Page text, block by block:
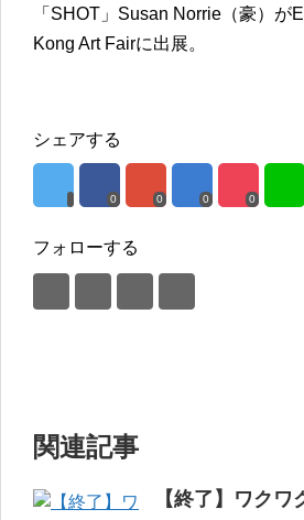
「SHOT」Susan Norrie（豪）
Kong Art Fairに出展。
シェアする
0 0 0 0
フォローする
関連記事
【終了】ワク